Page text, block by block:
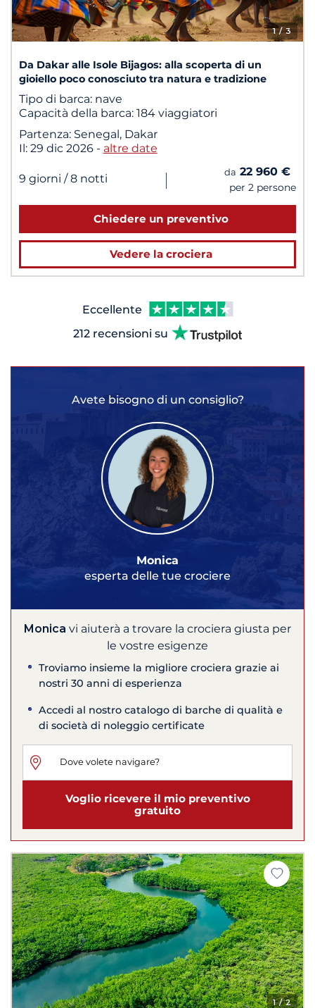
1/ 3
Da Dakar alle Isole Bijagos: alla scoperta di un
gioiello poco conosciuto tra natura e tradizione
Tipo di barca: nave
Capacità della barca: 184 viaggiatori
Partenza: Senegal, Dakar
Il: 29 dic 2026 - altre date
9 giorni / 8 notti | da 22 960 €
per 2 persone
Chiedere un preventivo
Vedere la crociera
Eccellente
212 recensioni su
Avete bisogno di un consiglio?
Monica
esperta delle tue crociere
Monica vi aiuterà a trovare la crociera giusta per
le vostre esigenze
Troviamo insieme la migliore crociera grazie ai
nostri 30 anni di esperienza
Accedi al nostro catalogo di barche di qualità e
di società di noleggio certificate
Voglio ricevere il mio preventivo
gratuito
1/ 2